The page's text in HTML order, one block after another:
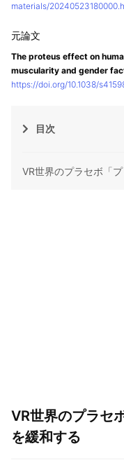
materials/
The proteus effect on
muscularity and gender
https://doi.org/10.1038/
目次
VR世界のプラセボ「
VR世界のプラセ
を緩和する